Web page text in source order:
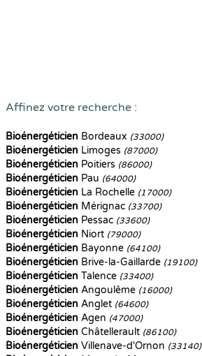
Affinez votre recherche :
Bioénergéticien Bordeaux (33000)
Bioénergéticien Limoges (87000)
Bioénergéticien Poitiers (86000)
Bioénergéticien Pau (64000)
Bioénergéticien La Rochelle (17000)
Bioénergéticien Mérignac (33700)
Bioénergéticien Pessac (33600)
Bioénergéticien Niort (79000)
Bioénergéticien Bayonne (64100)
Bioénergéticien Brive-la-Gaillarde (19100)
Bioénergéticien Talence (33400)
Bioénergéticien Angoulême (16000)
Bioénergéticien Anglet (64600)
Bioénergéticien Agen (47000)
Bioénergéticien Châtellerault (86100)
Bioénergéticien Villenave-d'Ornon (33140)